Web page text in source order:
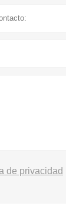
de privacidad